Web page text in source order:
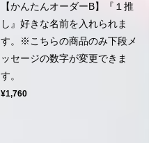
【かんたんオーダーB】『１推
し』好きな名前を入れられま
す。※こちらの商品のみ下段メ
ッセージの数字が変更できま
す。
¥1,760